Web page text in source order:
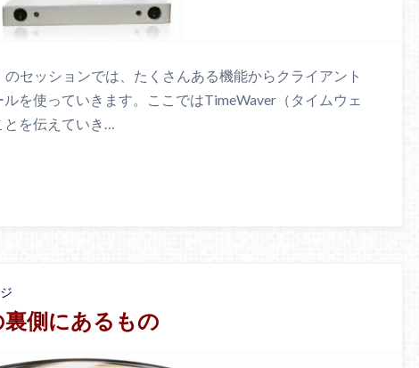
セッションでは、たくさんある機能からクライアント
を使っていきます。ここではTimeWaver（タイムウェ
とを伝えていき…
側にあるもの